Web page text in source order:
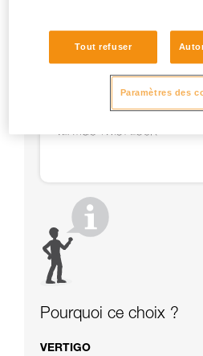
Pourquoi ce choix ?
VERTIGO
Tout refuser
Paramètres des